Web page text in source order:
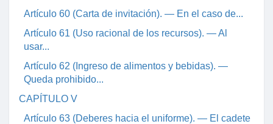
Artículo 60 (Carta de invitación). — En el caso de...
Artículo 61 (Uso racional de los recursos). — Al
usar...
Artículo 62 (Ingreso de alimentos y bebidas). —
Queda prohibido...
CAPÍTULO V
Artículo 63 (Deberes hacia el uniforme). — El cadete